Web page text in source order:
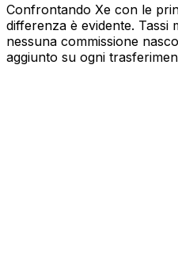
Confrontando Xe con le
differenza è evidente. Tassi
nessuna commissione
aggiunto su ogni